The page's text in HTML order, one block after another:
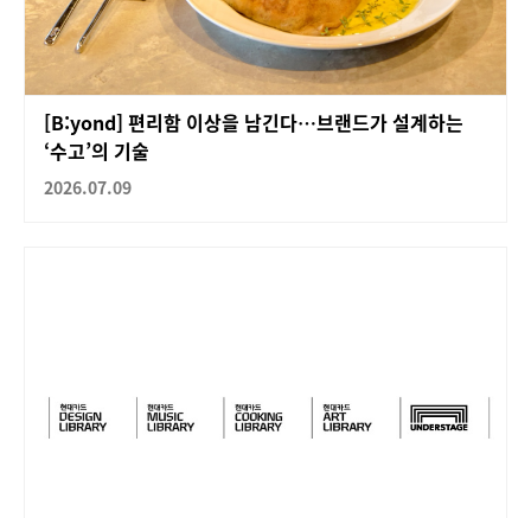
[B:yond] 편리함 이상을 남긴다…브랜드가 설계하는
‘수고’의 기술
2026.07.09